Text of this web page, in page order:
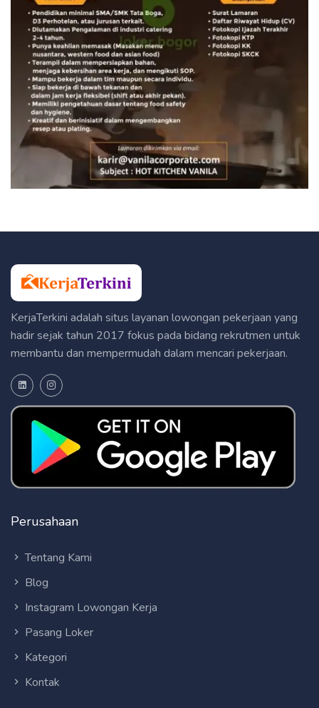
KerjaTerkini adalah situs layanan lowongan pekerjaan yang
hadir sejak tahun 2017 fokus pada bidang rekrutmen untuk
membantu dan mempermudah dalam mencari pekerjaan.
Perusahaan
Tentang Kami
Blog
Instagram Lowongan Kerja
Pasang Loker
Kategori
Kontak